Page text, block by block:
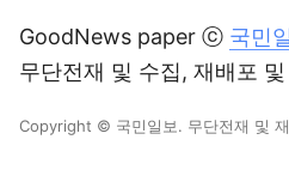
GoodNews paper ⓒ 국민
무단전재 및 수집, 재배포
Copyright © 국민일보. 무단전재 및